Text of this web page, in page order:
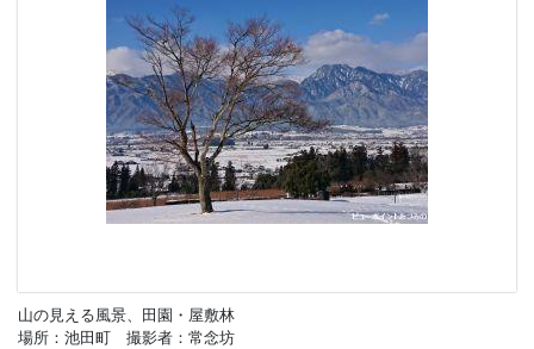
山の見える風景、田園・屋敷林
場所：池田町 撮影者：常念坊